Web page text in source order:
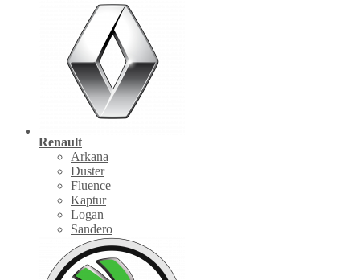
Renault
Arkana
Duster
Fluence
Kaptur
Logan
Sandero